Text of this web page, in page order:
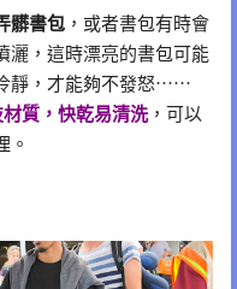
髒書包 ，或者書包有時會
灑，這時漂亮的書包可能
靜，才能夠不發怒⋯⋯
質，快乾易清洗，可以
。